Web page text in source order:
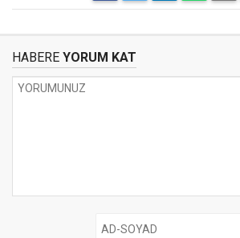
HABERE YORUM KAT